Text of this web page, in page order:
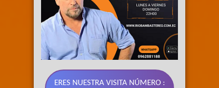
ERES NUESTRA VISITA NÚMERO :